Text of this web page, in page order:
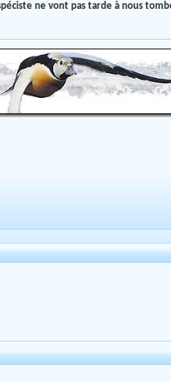
ne vont pas tarde à nous